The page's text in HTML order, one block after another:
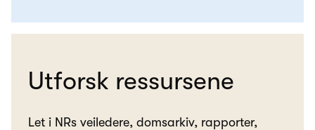
Utforsk ressursene
Let i NRs veiledere, domsarkiv, rapporter,